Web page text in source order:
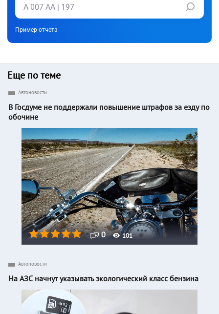
Пример отчета
Еще по теме
0 101
Автоновости
В Госдуме не поддержали повышение штрафов за езду по
обочине
Автоновости
На АЗС начнут указывать экологический класс бензина